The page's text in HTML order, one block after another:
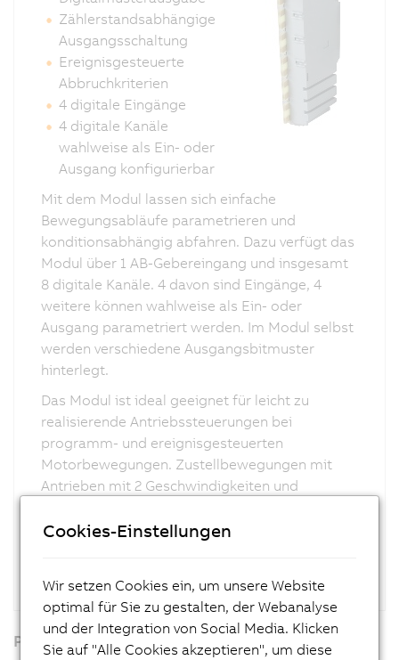
Zählerstandsabhängige
Ausgangsschaltung
Ereignisgesteuerte
Abbruchkriterien
4 digitale Eingänge
4 digitale Kanäle
wahlweise als Ein- oder
Ausgang konfigurierbar
Mit dem Modul lassen sich einfache
Bewegungsabläufe parametrieren und
konditionsabhängig abfahren. Dazu verfügt das
Modul über 1 AB-Gebereingang und insgesamt
8 digitale Kanäle. 4 davon sind Eingänge, 4
weitere können wahlweise als Ein- oder
Ausgang parametriert werden. Im Modul selbst
werden verschiedene Ausgangsbitmuster
hinterlegt.
Das Modul ist ideal geeignet für leicht zu
realisierende Antriebssteuerungen bei
programm- und ereignisgesteuerten
Motorbewegungen. Zustellbewegungen mit
Antrieben mit 2 Geschwindigkeiten und
leistungsfähig und wirtschaftlich zu realisieren.
Produkte
Cookies-Einstellungen
Wir setzen Cookies ein, um unsere Website
optimal für Sie zu gestalten, der Webanalyse
und der Integration von Social Media. Klicken
Sie auf "Alle Cookies akzeptieren", um diese